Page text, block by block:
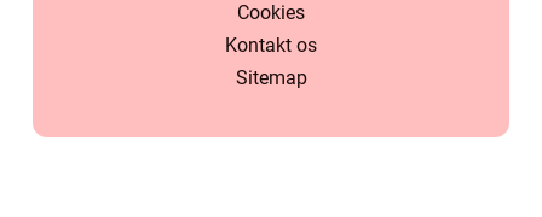
Cookies
Kontakt os
Sitemap